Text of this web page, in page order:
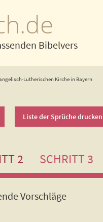
Bibelvers
Lutherischen Kirche in Bayern
Liste der Sprüche drucken
2 SCHRITT 3
Vorschläge